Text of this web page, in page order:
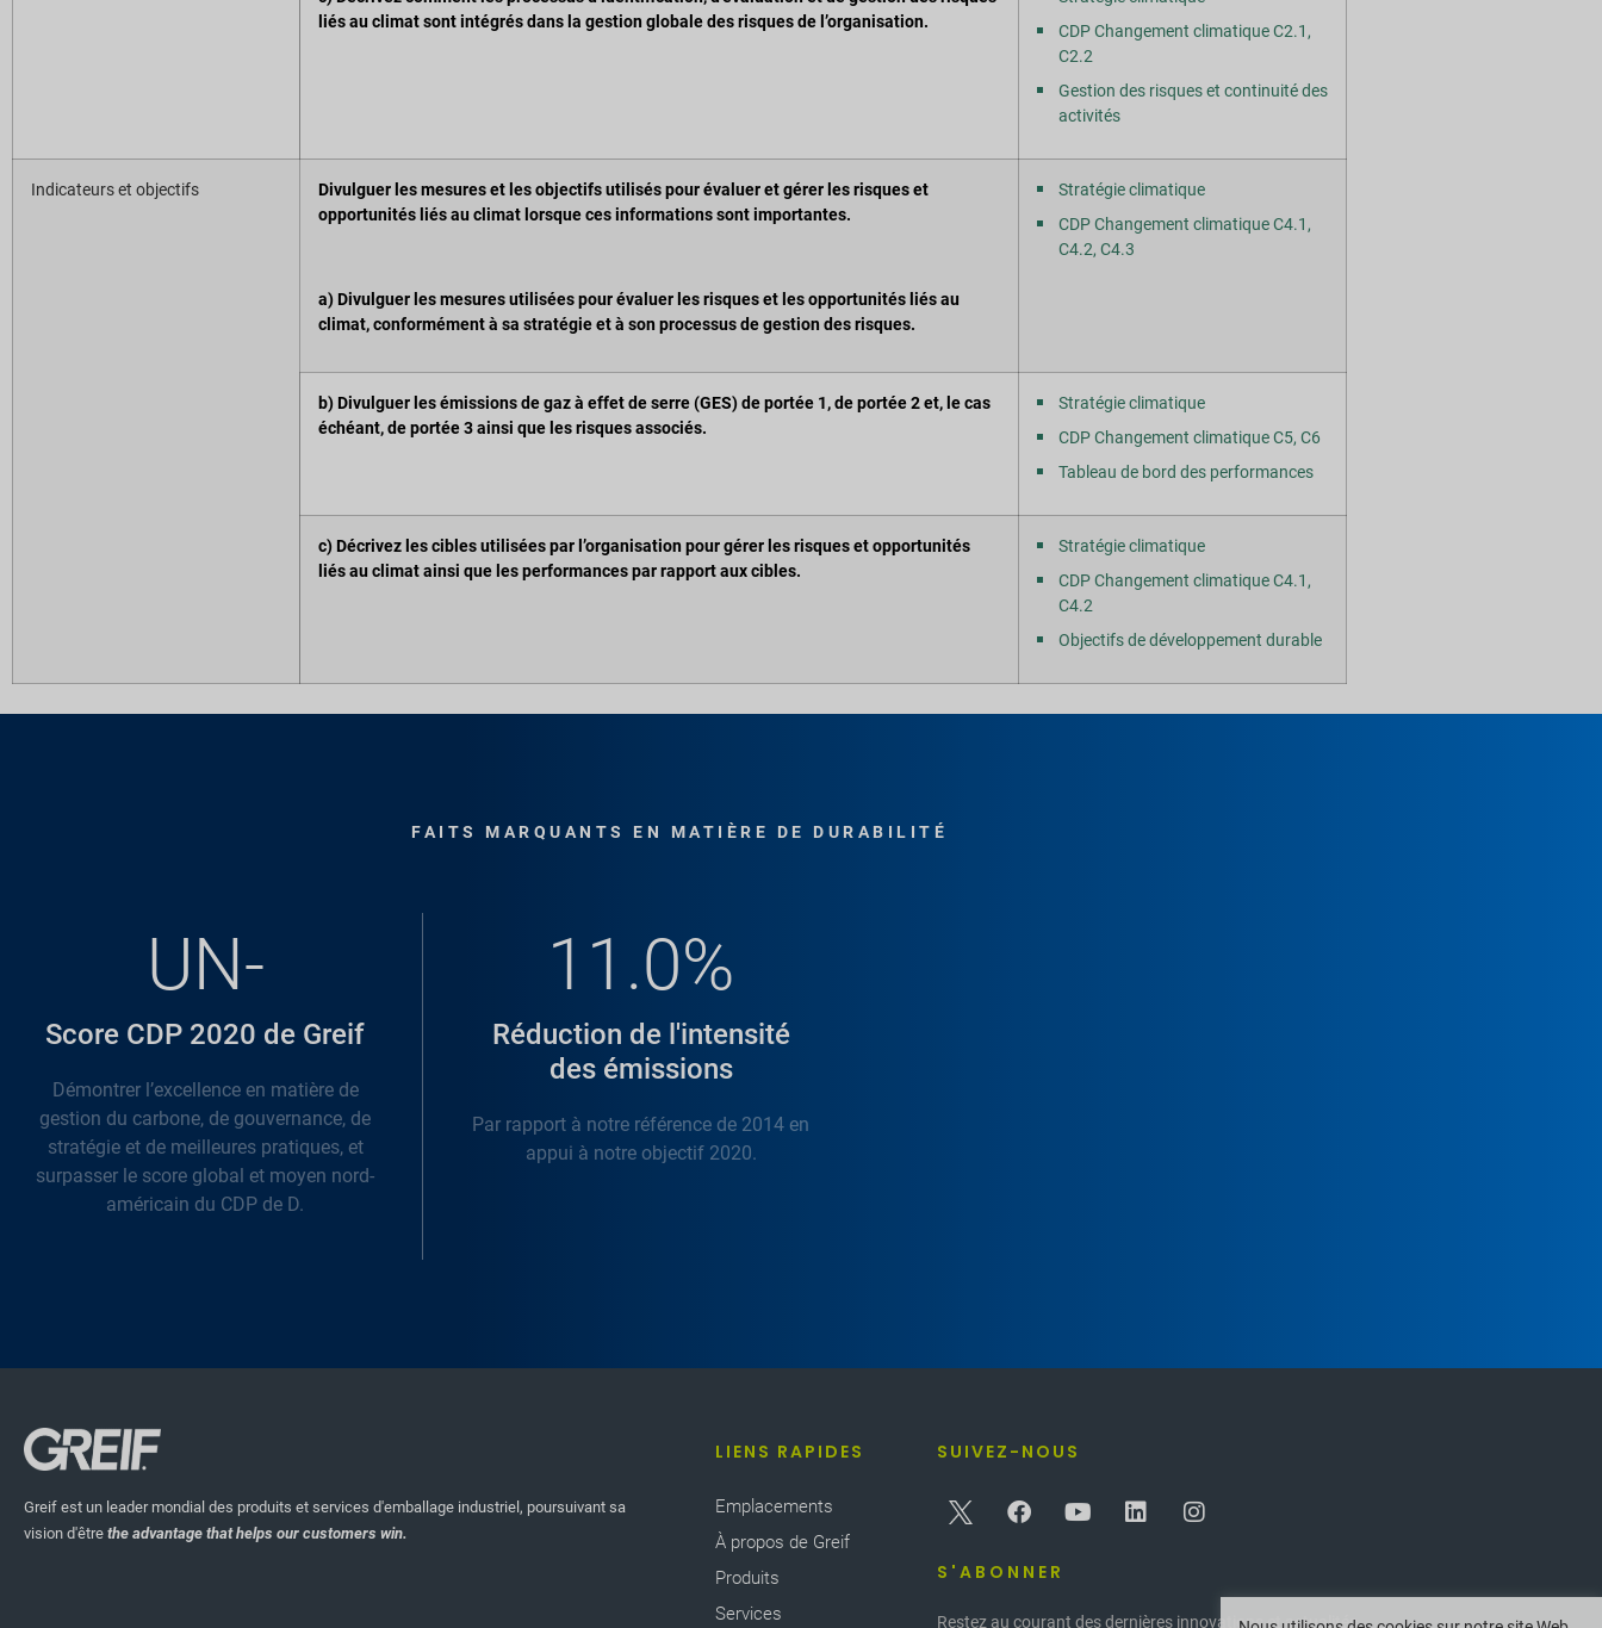
liés au climat sont intégrés dans la gestion globale des risques de l’organisation.
CDP Changement climatique C2.1,
C2.2
Gestion des risques et continuité des
activités
Indicateurs et objectifs
Divulguer les mesures et les objectifs utilisés pour évaluer et gérer les risques et
opportunités liés au climat lorsque ces informations sont importantes.
a) Divulguer les mesures utilisées pour évaluer les risques et les opportunités liés au
climat, conformément à sa stratégie et à son processus de gestion des risques.
Stratégie climatique
CDP Changement climatique C4.1,
C4.2, C4.3
b) Divulguer les émissions de gaz à effet de serre (GES) de portée 1, de portée 2 et, le cas
échéant, de portée 3 ainsi que les risques associés.
Stratégie climatique
CDP Changement climatique C5, C6
Tableau de bord des performances
c) Décrivez les cibles utilisées par l’organisation pour gérer les risques et opportunités
liés au climat ainsi que les performances par rapport aux cibles.
Stratégie climatique
CDP Changement climatique C4.1,
C4.2
Objectifs de développement durable
FAITS MARQUANTS EN MATIÈRE DE DURABILITÉ
UN-
Score CDP 2020 de Greif
Démontrer l’excellence en matière de
gestion du carbone, de gouvernance, de
stratégie et de meilleures pratiques, et
surpasser le score global et moyen nord-
américain du CDP de D.
11.0%
Réduction de l'intensité
des émissions
Par rapport à notre référence de 2014 en
appui à notre objectif 2020.
Greif est un leader mondial des produits et services d'emballage industriel, poursuivant sa
vision d'être the advantage that helps our customers win.
LIENS RAPIDES
Emplacements
À propos de Greif
Produits
Services
SUIVEZ-NOUS
S'ABONNER
Restez au courant des dernières innovations et actualités